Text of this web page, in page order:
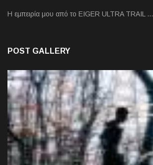
Η εμπειρία μου από το EIGER ULTRA TRAIL …
POST GALLERY